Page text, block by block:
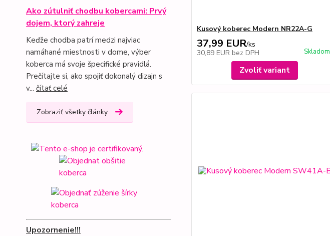
Ako zútulniť chodbu kobercami: Prvý
dojem, ktorý zahreje
Keďže chodba patrí medzi najviac
namáhané miestnosti v dome, výber
koberca má svoje špecifické pravidlá.
Prečítajte si, ako spojiť dokonalý dizajn s
v... čítať celé
Zobraziť všetky články
Upozornenie!!!
Kusový koberec Modern NR22A-G
37,99 EUR/ks
30,89 EUR bez DPH Skladom
Zvoliť variant